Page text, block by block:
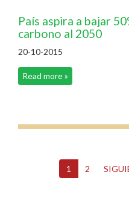
País aspira a bajar
carbono al 2050
20-10-2015
Read more »
1 2